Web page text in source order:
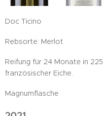
Doc Ticino
Rebsorte: Merlot
Reifung für 24 Monate in
französischer Eiche.
Magnumflasche